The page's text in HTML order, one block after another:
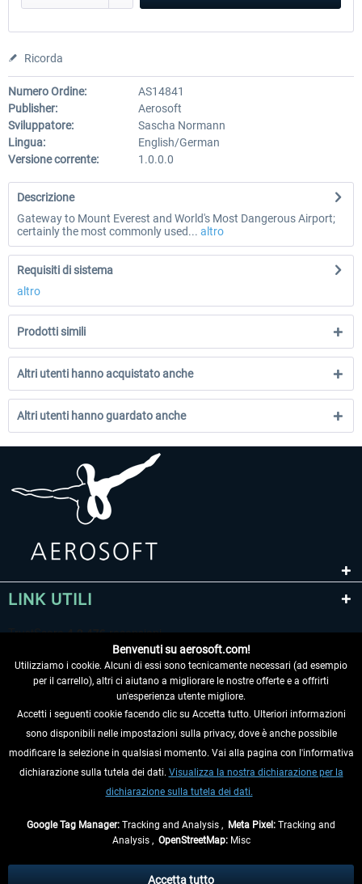
Ricorda
Numero Ordine:
AS14841
Publisher:
Aerosoft
Sviluppatore:
Sascha Normann
Lingua:
English/German
Versione corrente:
1.0.0.0
Descrizione
Gateway to Mount Everest and World's Most Dangerous Airport;
certainly the most commonly used... altro
Requisiti di sistema
altro
Prodotti simili
Altri utenti hanno acquistato anche
Altri utenti hanno guardato anche
LINK UTILI
RECEDERE DAL CONTRATTO
INFORMAZIONI
eventualmente le spese di spedizione, se non diversamente descritto.
Benvenuti su aerosoft.com!
Utilizziamo i cookie. Alcuni di essi sono tecnicamente necessari (ad esempio
per il carrello), altri ci aiutano a migliorare le nostre offerte e a offrirti
un'esperienza utente migliore.
Accetti i seguenti cookie facendo clic su Accetta tutto. Ulteriori informazioni
sono disponibili nelle impostazioni sulla privacy, dove è anche possibile
modificare la selezione in qualsiasi momento. Vai alla pagina con l'informativa
dichiarazione sulla tutela dei dati. Visualizza la nostra dichiarazione per la
dichiarazione sulla tutela dei dati.
Google Tag Manager: Tracking and Analysis , Meta Pixel: Tracking and
Analysis , OpenStreetMap:Misc
Accetta tutto